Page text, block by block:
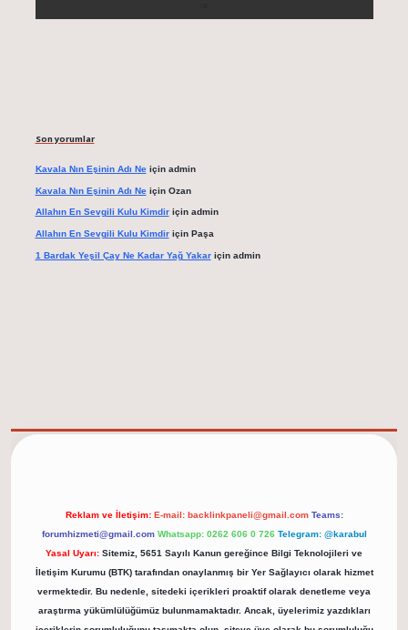
Son yorumlar
Kavala Nın Eşinin Adı Neiçin admin
Kavala Nın Eşinin Adı Neiçin Ozan
Allahın En Sevgili Kulu Kimdiriçin admin
Allahın En Sevgili Kulu Kimdiriçin Paşa
1 Bardak Yeşil Çay Ne Kadar Yağ Yakariçin admin
Reklam ve İletişim: E-mail: backlinkpaneli@gmail.com Teams:
forumhizmeti@gmail.com Whatsapp: 0262 606 0 726 Telegram: @karabul
Yasal Uyarı: Sitemiz, 5651 Sayılı Kanun gereğince Bilgi Teknolojileri ve
İletişim Kurumu (BTK) tarafından onaylanmış bir Yer Sağlayıcı olarak hizmet
vermektedir. Bu nedenle, sitedeki içerikleri proaktif olarak denetleme veya
araştırma yükümlülüğümüz bulunmamaktadır. Ancak, üyelerimiz yazdıkları